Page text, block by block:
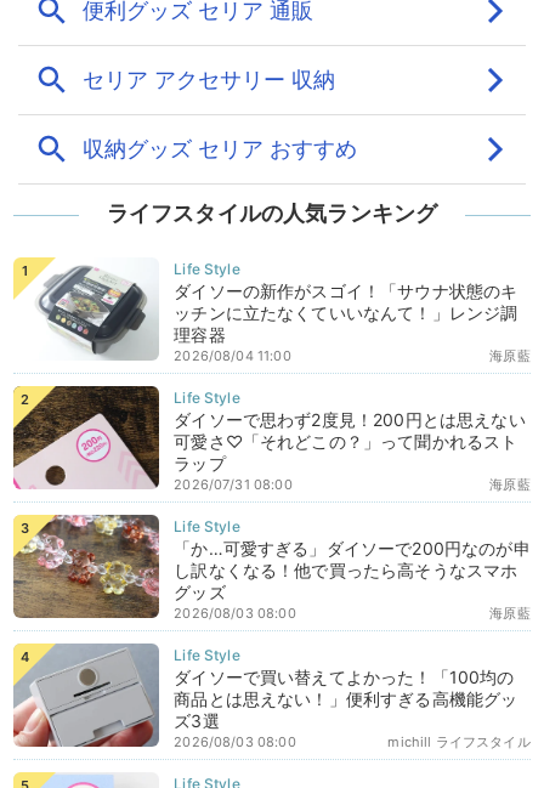
ライフスタイルの人気ランキング
ダイソーの新作がスゴイ！「サウナ状態のキ
ッチンに立たなくていいなんて！」レンジ調
理容器
海原藍
2026/08/04 11:00
ダイソーで思わず2度見！200円とは思えない
可愛さ♡「それどこの？」って聞かれるスト
ラップ
海原藍
2026/07/31 08:00
「か…可愛すぎる」ダイソーで200円なのが申
し訳なくなる！他で買ったら高そうなスマホ
グッズ
海原藍
2026/08/03 08:00
ダイソーで買い替えてよかった！「100均の
商品とは思えない！」便利すぎる高機能グッ
ズ3選
michill ライフスタイル
2026/08/03 08:00